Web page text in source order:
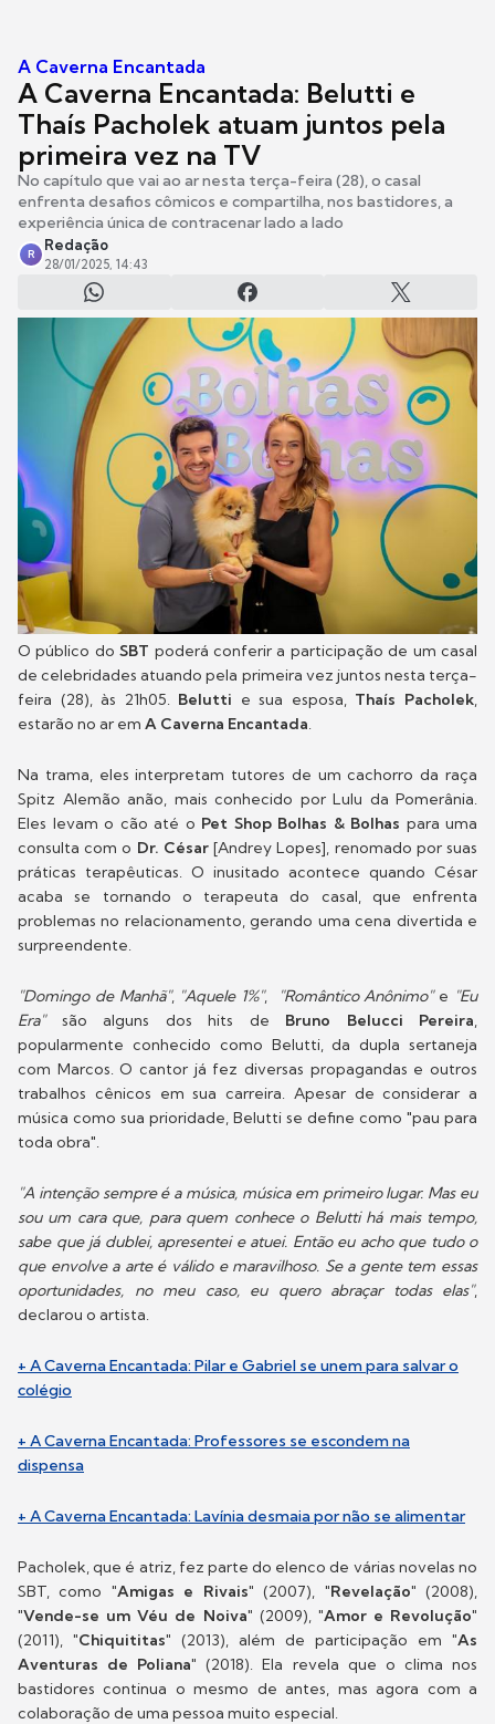
A Caverna Encantada
A Caverna Encantada: Belutti e
Thaís Pacholek atuam juntos pela
primeira vez na TV
No capítulo que vai ao ar nesta terça-feira (28), o casal
enfrenta desafios cômicos e compartilha, nos bastidores, a
experiência única de contracenar lado a lado
R
Redação
28/01/2025, 14:43
O público doSBT poderá conferir a participação de um casal
de celebridades atuando pela primeira vez juntos nesta terça-
feira (28), às 21h05. Belutti e sua esposa, Thaís Pacholek,
estarão no ar em A Caverna Encantada.
Na trama, eles interpretam tutores de um cachorro da raça
Spitz Alemão anão, mais conhecido por Lulu da Pomerânia.
Eles levam o cão até o Pet Shop Bolhas & Bolhas para uma
consulta com o Dr. César[Andrey Lopes], renomado por suas
práticas terapêuticas. O inusitado acontece quando César
acaba se tornando o terapeuta do casal, que enfrenta
problemas no relacionamento, gerando uma cena divertida e
surpreendente.
"Domingo de Manhã","Aquele 1%", "Romântico Anônimo"e "Eu
Era" são alguns dos hits de Bruno Belucci Pereira,
popularmente conhecido como Belutti, da dupla sertaneja
com Marcos. O cantor já fez diversas propagandas e outros
trabalhos cênicos em sua carreira. Apesar de considerar a
música como sua prioridade, Belutti se define como "pau para
toda obra".
"A intenção sempre é a música, música em primeiro lugar. Mas eu
sou um cara que, para quem conhece o Belutti há mais tempo,
sabe que já dublei, apresentei e atuei. Então eu acho que tudo o
que envolve a arte é válido e maravilhoso. Se a gente tem essas
oportunidades, no meu caso, eu quero abraçar todas elas",
declarou o artista.
+ A Caverna Encantada: Pilar e Gabriel se unem para salvar o
colégio
+ A Caverna Encantada: Professores se escondem na
dispensa
+ A Caverna Encantada: Lavínia desmaia por não se alimentar
Pacholek, que é atriz, fez parte do elenco de várias novelas no
SBT, como "Amigas e Rivais"(2007), "Revelação"(2008),
"Vende-se um Véu de Noiva" (2009),"Amor e Revolução"
(2011), "Chiquititas" (2013), além de participação em "As
Aventuras de Poliana" (2018). Ela revela que o clima nos
bastidores continua o mesmo de antes, mas agora com a
colaboração de uma pessoa muito especial.